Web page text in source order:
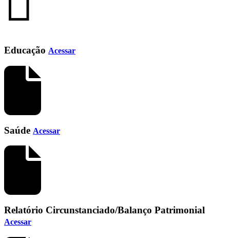
Educação Acessar
Saúde Acessar
Relatório Circunstanciado/Balanço Patrimonial
Acessar